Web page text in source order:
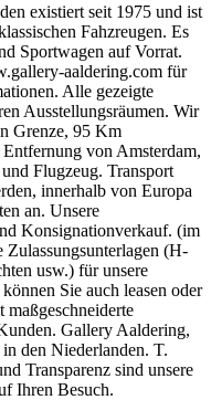
existiert seit 1975 und ist
Fahzreugen. Es
Sportwagen auf Vorrat.
aaldering.com für
Alle gezeigte
Ausstellungsräumen. Wir
Grenze, 95 Km
von Amsterdam,
Flugzeug. Transport
innerhalb von Europa
an. Unsere
Konsignationverkauf. (im
(H-
usw.) für unsere
Sie auch leasen oder
Gallery Aaldering,
den Niederlanden. T.
Transparenz sind unsere
Ihren Besuch.